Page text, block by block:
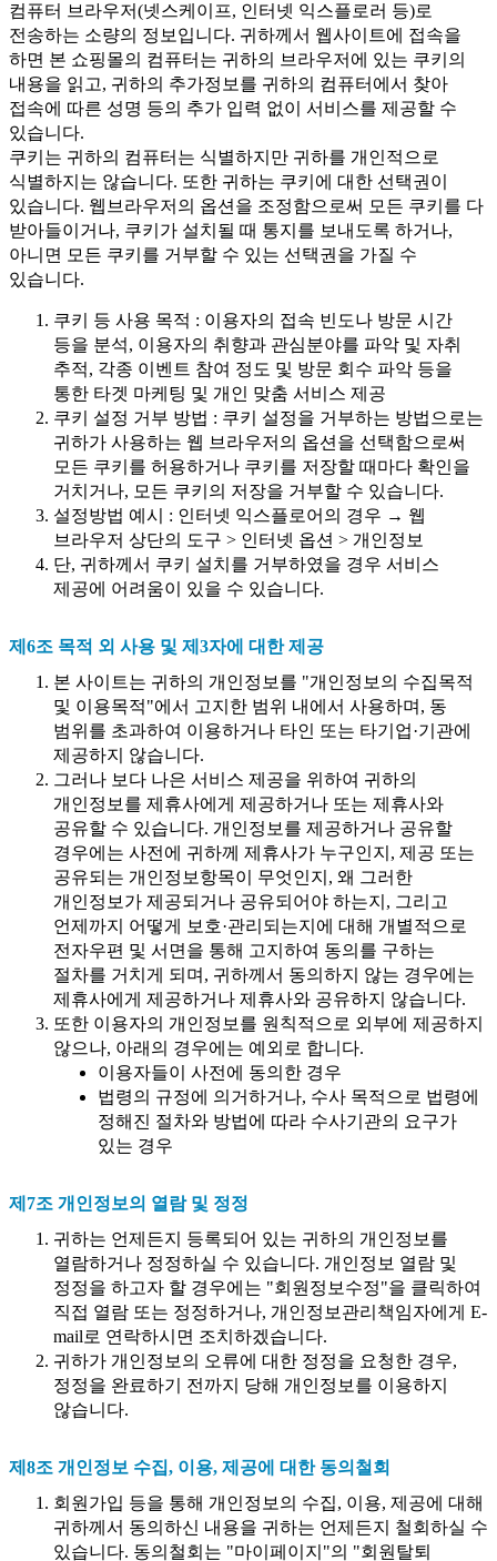
컴퓨터 브라우저(넷스케이프, 인터넷 익스플로러 등)로
전송하는 소량의 정보입니다. 귀하께서 웹사이트에 접속을
하면 본 쇼핑몰의 컴퓨터는 귀하의 브라우저에 있는 쿠키의
내용을 읽고, 귀하의 추가정보를 귀하의 컴퓨터에서 찾아
접속에 따른 성명 등의 추가 입력 없이 서비스를 제공할 수
있습니다.
쿠키는 귀하의 컴퓨터는 식별하지만 귀하를 개인적으로
식별하지는 않습니다. 또한 귀하는 쿠키에 대한 선택권이
있습니다. 웹브라우저의 옵션을 조정함으로써 모든 쿠키를 다
받아들이거나, 쿠키가 설치될 때 통지를 보내도록 하거나,
아니면 모든 쿠키를 거부할 수 있는 선택권을 가질 수
있습니다.
쿠키 등 사용 목적 : 이용자의 접속 빈도나 방문 시간
등을 분석, 이용자의 취향과 관심분야를 파악 및 자취
추적, 각종 이벤트 참여 정도 및 방문 회수 파악 등을
통한 타겟 마케팅 및 개인 맞춤 서비스 제공
쿠키 설정 거부 방법 : 쿠키 설정을 거부하는 방법으로는
귀하가 사용하는 웹 브라우저의 옵션을 선택함으로써
모든 쿠키를 허용하거나 쿠키를 저장할 때마다 확인을
거치거나, 모든 쿠키의 저장을 거부할 수 있습니다.
설정방법 예시 : 인터넷 익스플로어의 경우 → 웹
브라우저 상단의 도구 > 인터넷 옵션 > 개인정보
단, 귀하께서 쿠키 설치를 거부하였을 경우 서비스
제공에 어려움이 있을 수 있습니다.
제6조 목적 외 사용 및 제3자에 대한 제공
본 사이트는 귀하의 개인정보를 "개인정보의 수집목적
및 이용목적"에서 고지한 범위 내에서 사용하며, 동
범위를 초과하여 이용하거나 타인 또는 타기업·기관에
제공하지 않습니다.
그러나 보다 나은 서비스 제공을 위하여 귀하의
개인정보를 제휴사에게 제공하거나 또는 제휴사와
공유할 수 있습니다. 개인정보를 제공하거나 공유할
경우에는 사전에 귀하께 제휴사가 누구인지, 제공 또는
공유되는 개인정보항목이 무엇인지, 왜 그러한
개인정보가 제공되거나 공유되어야 하는지, 그리고
언제까지 어떻게 보호·관리되는지에 대해 개별적으로
전자우편 및 서면을 통해 고지하여 동의를 구하는
절차를 거치게 되며, 귀하께서 동의하지 않는 경우에는
제휴사에게 제공하거나 제휴사와 공유하지 않습니다.
또한 이용자의 개인정보를 원칙적으로 외부에 제공하지
않으나, 아래의 경우에는 예외로 합니다.
이용자들이 사전에 동의한 경우
법령의 규정에 의거하거나, 수사 목적으로 법령에
정해진 절차와 방법에 따라 수사기관의 요구가
있는 경우
제7조 개인정보의 열람 및 정정
귀하는 언제든지 등록되어 있는 귀하의 개인정보를
열람하거나 정정하실 수 있습니다. 개인정보 열람 및
정정을 하고자 할 경우에는 "회원정보수정"을 클릭하여
직접 열람 또는 정정하거나, 개인정보관리책임자에게 E-
mail로 연락하시면 조치하겠습니다.
귀하가 개인정보의 오류에 대한 정정을 요청한 경우,
정정을 완료하기 전까지 당해 개인정보를 이용하지
않습니다.
제8조 개인정보 수집, 이용, 제공에 대한 동의철회
회원가입 등을 통해 개인정보의 수집, 이용, 제공에 대해
귀하께서 동의하신 내용을 귀하는 언제든지 철회하실 수
있습니다. 동의철회는 "마이페이지"의 "회원탈퇴